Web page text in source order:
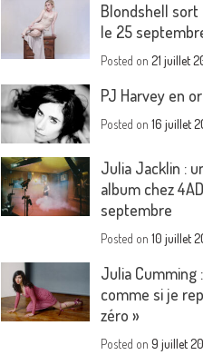
Blondshell sort
le 25
Posted on21 juillet
PJ Harvey en
Posted on16 juillet
Julia Jacklin :
album chez
septembre
Posted on10 juillet
Julia Cumming
comme si je
zéro »
Posted on9 juillet